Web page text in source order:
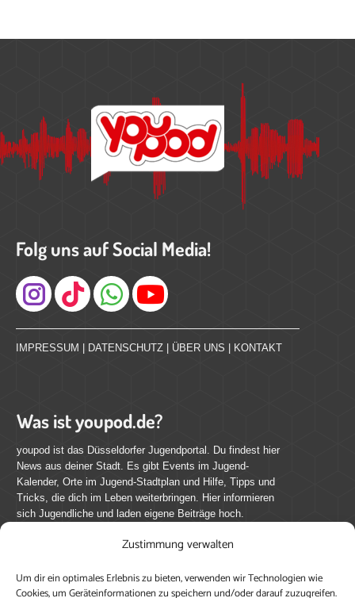
Zustimmung verwalten
Um dir ein optimales Erlebnis zu bieten, verwenden wir Technologien wie
Cookies, um Geräteinformationen zu speichern und/oder darauf zuzugreifen.
Folg uns auf Social Media!
Instagram
IMPRESSUM DATENSCHUTZ ÜBER UNS KONTAKT
Was ist youpod.de?
youpod ist das Düsseldorfer Jugendportal. Du findest hier
News aus deiner Stadt. Es gibt Events im Jugend-
Kalender, Orte im Jugend-Stadtplan und Hilfe, Tipps und
Tricks, die dich im Leben weiterbringen. Hier informieren
sich Jugendliche und laden eigene Beiträge hoch.
Mach mit bei youpod.de!
youpod.de lebt von Menschen wie dir. Sammel